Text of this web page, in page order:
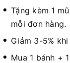
Tặng kèm 1
mỗi đơn hàng.
Giảm 3-5%
Mua 1 bánh +